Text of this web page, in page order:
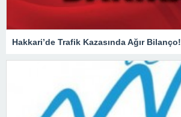
Hakkari’de Trafik Kazasında Ağır Bilanço!